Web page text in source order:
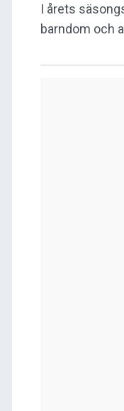
I årets
barndom och